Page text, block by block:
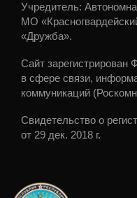
Учредитель:
МО
«Дружба».
Сайт зарегистрирован
в сфере связи,
коммуникаций
Свидетельство о
от 29 дек. 2018 г.